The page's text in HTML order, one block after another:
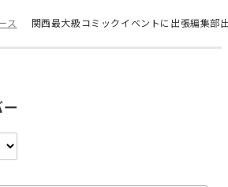
ス 関西最大級コミックイベントに出張編集部